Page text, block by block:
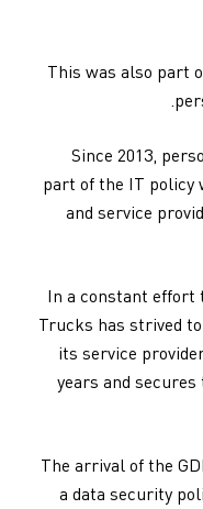
This was also part
Since 2013,
part of the IT policy
and service
In a constant effort
Trucks has strived
its service
years and
The arrival of the
a data security